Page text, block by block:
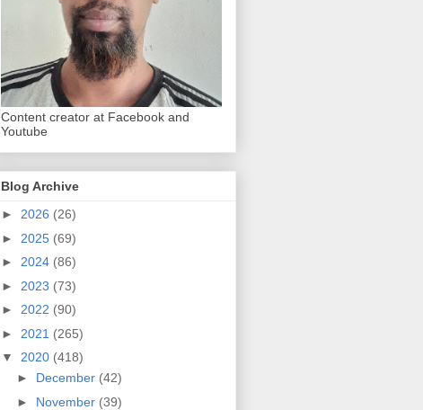
Content creator at Facebook and
Youtube
Blog Archive
► 2026 (26)
► 2025 (69)
► 2024 (86)
► 2023 (73)
► 2022 (90)
► 2021 (265)
▼ 2020 (418)
► December (42)
► November (39)